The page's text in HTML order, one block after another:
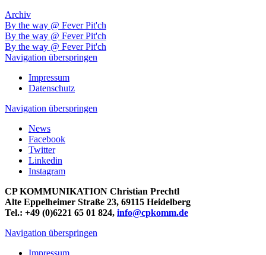
Archiv
By the way @ Fever Pit'ch
By the way @ Fever Pit'ch
By the way @ Fever Pit'ch
Navigation überspringen
Impressum
Datenschutz
Navigation überspringen
News
Facebook
Twitter
Linkedin
Instagram
CP KOMMUNIKATION Christian Prechtl
Alte Eppelheimer Straße 23, 69115 Heidelberg
Tel.: +49 (0)6221 65 01 824, info@cpkomm.de
Navigation überspringen
Impressum